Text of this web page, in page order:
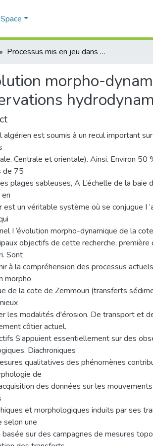
Processus mis en jeu dans l’évolution morpho-dynamique de la Baie de Zemmouri (Modélisation et observations hydrodynamiques et sédimentaires)
morpho-
algérien est soumis à un recul important
Centrale et orientale). Ainsi. Environ
de 75
plages sableuses, A L’échelle de la baie
est un véritable système où se conjugue I
I ‘évolution morpho-dynamique de la
objectifs de cette recherche, première
Sont
à la compréhension des processus
morpho
de la cote de Zemmouri (transferts
les modalités d'érosion. De transport et
côtier actuel.
S’appuient essentiellement sur des
Diachroniques
qualitatives des phénomènes
de
des données sur les
et morphologiques induits par ses
selon une
basée sur des campagnes de mesures